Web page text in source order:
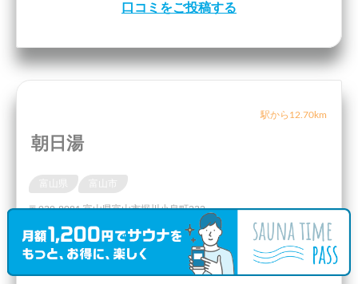
口コミをご投稿する
駅から12.70km
朝日湯
〒939-8081 富山県富山市堀川小泉町232
口コミをご投稿する